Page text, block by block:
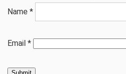
Name *
Email *